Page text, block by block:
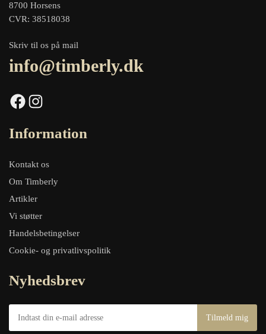
8700 Horsens
CVR: 38518038
Skriv til os på mail
info@timberly.dk
Facebook Instagram
Information
Kontakt os
Om Timberly
Artikler
Vi støtter
Handelsbetingelser
Cookie- og privatlivspolitik
Nyhedsbrev